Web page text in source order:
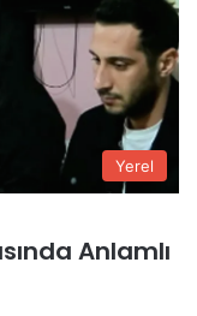
Yerel
Anlamlı